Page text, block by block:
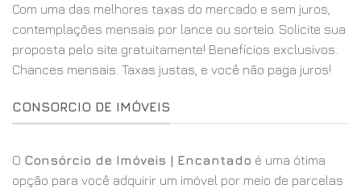
Com uma das melhores taxas do mercado e sem juros,
contemplações mensais por lance ou sorteio. Solicite sua
proposta pelo site gratuitamente! Benefícios exclusivos.
Chances mensais. Taxas justas, e você não paga juros!
CONSORCIO DE IMÓVEIS
O Consórcio de Imóveis | Encantado é uma ótima
opção para você adquirir um imóvel por meio de parcelas